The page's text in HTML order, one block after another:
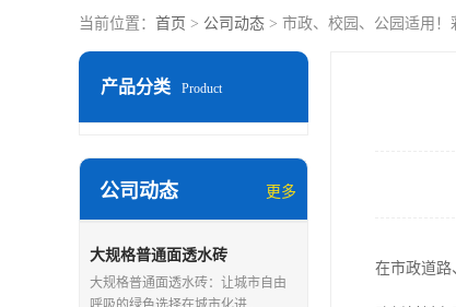
当前位置： 首页 > 公司动态 > 市政、校园、公园适用
产品分类 Product
公司动态 更多
大规格普通面透水砖
大规格普通面透水砖：让城市自由
在市政道